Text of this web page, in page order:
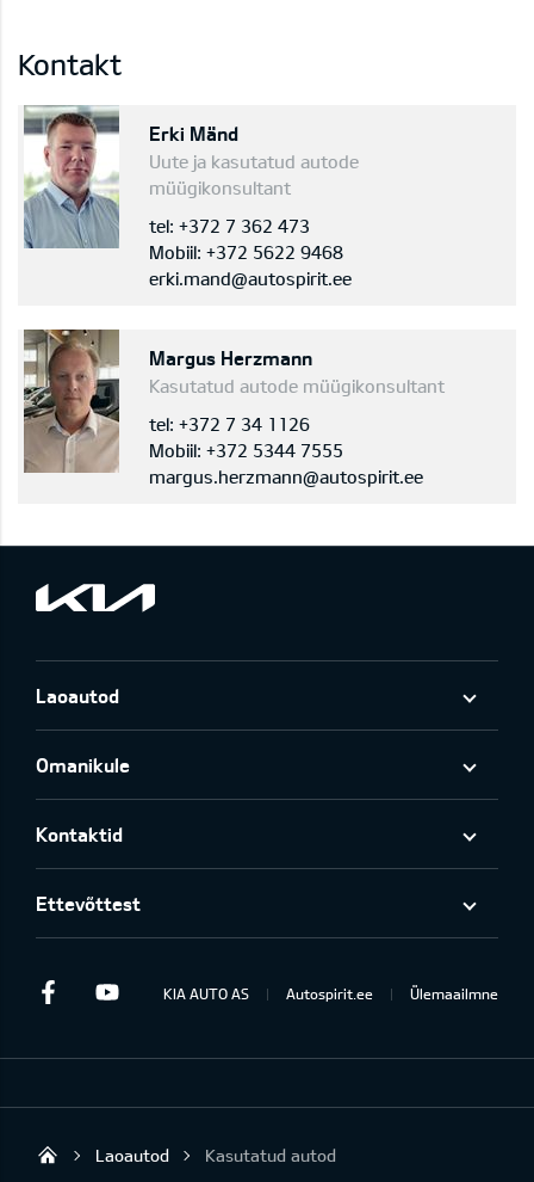
Kontakt
Erki Mänd
Uute ja kasutatud autode
müügikonsultant
tel: +372 7 362 473
Mobiil: +372 5622 9468
erki.mand@autospirit.ee
Margus Herzmann
Kasutatud autode müügikonsultant
tel: +372 7 34 1126
Mobiil: +372 5344 7555
margus.herzmann@autospirit.ee
Laoautod
Omanikule
Kontaktid
Ettevõttest
FacebookYoutube
KIA AUTO AS Autospirit.ee Ülemaailmne
Autospirit Tartu OÜ
Laoautod Kasutatud autod